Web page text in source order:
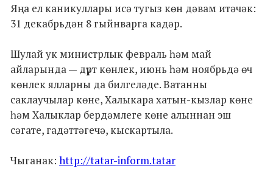
Яңа ел каникуллары исә тугыз көн дәвам итәчәк:
31 декабрьдән 8 гыйнварга кадәр.
Шулай ук министрлык февраль һәм май
айларында — дүрт көнлек, июнь һәм ноябрьдә өч
көнлек ялларны да билгеләде. Ватанны
саклаучылар көне, Халыкара хатын-кызлар көне
һәм Халыклар бердәмлеге көне алыннан эш
сәгате, гадәттәгечә, кыскартыла.
Чыганак: http://tatar-inform.tatar